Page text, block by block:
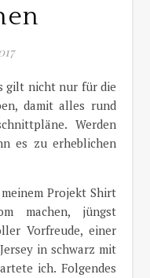
damit alles rund
Werden
es zu erheblichen
Projekt Shirt
machen, jüngst
Vorfreude, einer
in schwarz mit
ich. Folgendes